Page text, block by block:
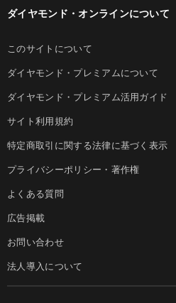
ダイヤモンド・オンラインについて
このサイトについて
ダイヤモンド・プレミアムについて
ダイヤモンド・プレミアム活用ガイド
サイト利用規約
特定商取引に関する法律に基づく表示
プライバシーポリシー・著作権
よくある質問
広告掲載
お問い合わせ
法人導入について